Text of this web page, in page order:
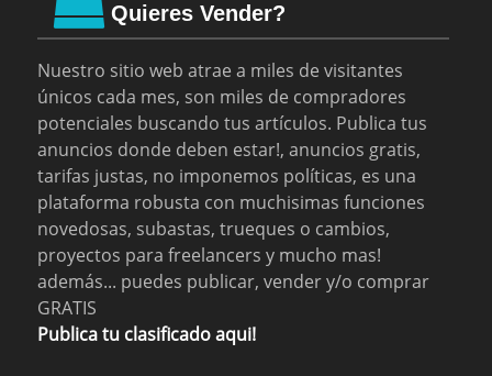
Quieres Vender?
Nuestro sitio web atrae a miles de visitantes
únicos cada mes, son miles de compradores
potenciales buscando tus artículos. Publica tus
anuncios donde deben estar!, anuncios gratis,
tarifas justas, no imponemos políticas, es una
plataforma robusta con muchisimas funciones
novedosas, subastas, trueques o cambios,
proyectos para freelancers y mucho mas!
además... puedes publicar, vender y/o comprar
GRATIS
Publica tu clasificado aqui!